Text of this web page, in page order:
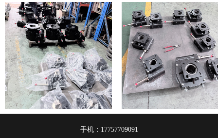
手机：17757709091